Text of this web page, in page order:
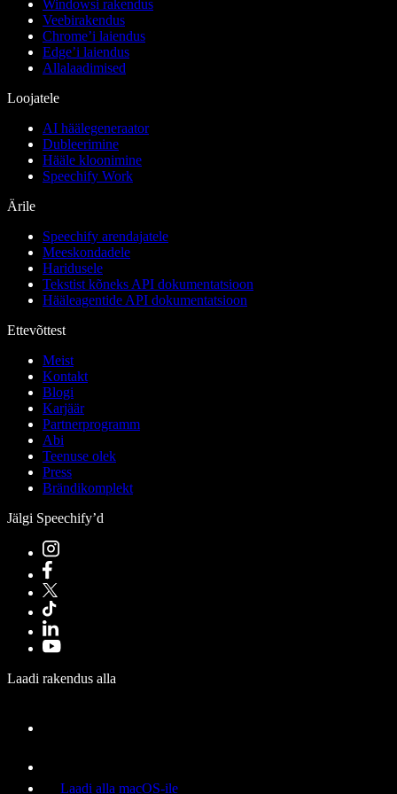
Windowsi rakendus
Veebirakendus
Chrome’i laiendus
Edge’i laiendus
Allalaadimised
Loojatele
AI häälegeneraator
Dubleerimine
Hääle kloonimine
Speechify Work
Ärile
Speechify arendajatele
Meeskondadele
Haridusele
Tekstist kõneks API dokumentatsioon
Hääleagentide API dokumentatsioon
Ettevõttest
Meist
Kontakt
Blogi
Karjäär
Partnerprogramm
Abi
Teenuse olek
Press
Brändikomplekt
Jälgi Speechify’d
Laadi rakendus alla
Laadi alla macOS-ile